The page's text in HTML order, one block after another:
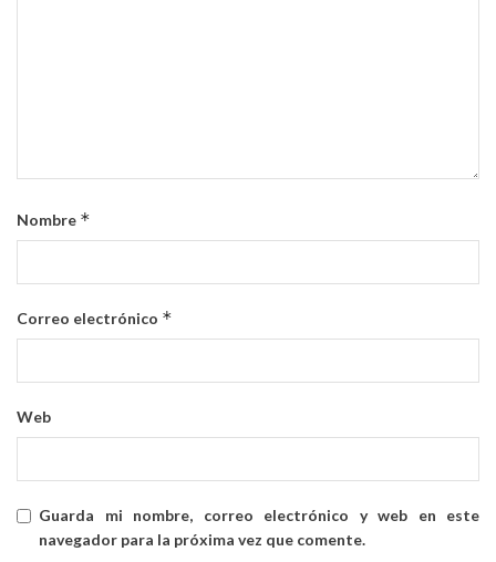
Nombre *
Correo electrónico *
Web
Guarda mi nombre, correo electrónico y web en este
navegador para la próxima vez que comente.